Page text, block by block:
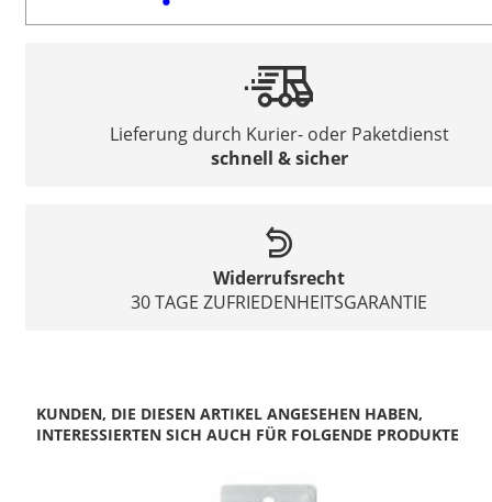
Lieferung durch Kurier- oder Paketdienst
schnell & sicher
Widerrufsrecht
30 TAGE ZUFRIEDENHEITSGARANTIE
KUNDEN, DIE DIESEN ARTIKEL ANGESEHEN HABEN,
INTERESSIERTEN SICH AUCH FÜR FOLGENDE PRODUKTE